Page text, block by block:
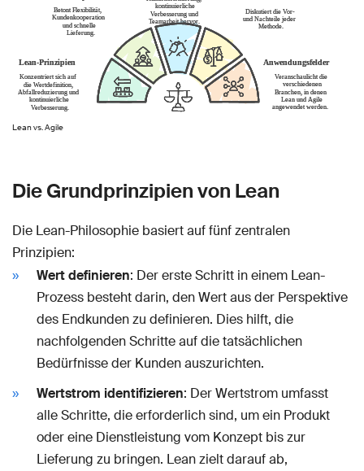
Lean vs. Agile
Die Grundprinzipien von Lean
Die Lean-Philosophie basiert auf fünf zentralen
Prinzipien:
Wert definieren: Der erste Schritt in einem Lean-
Prozess besteht darin, den Wert aus der Perspektive
des Endkunden zu definieren. Dies hilft, die
nachfolgenden Schritte auf die tatsächlichen
Bedürfnisse der Kunden auszurichten.
Wertstrom identifizieren: Der Wertstrom umfasst
alle Schritte, die erforderlich sind, um ein Produkt
oder eine Dienstleistung vom Konzept bis zur
Lieferung zu bringen. Lean zielt darauf ab,